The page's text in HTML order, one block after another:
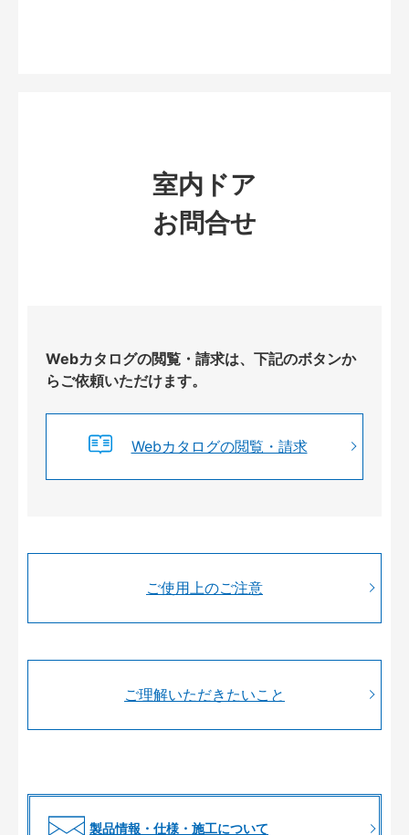
室内ドア
お問合せ
Webカタログの閲覧・請求は、下記のボタンか
らご依頼いただけます。
Webカタログの閲覧・請求
ご使用上のご注意
ご理解いただきたいこと
製品情報・仕様・施工について